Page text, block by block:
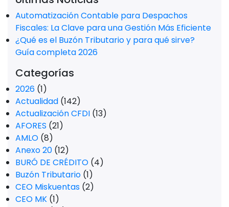
Automatización Contable para Despachos
Fiscales: La Clave para una Gestión Más Eficiente
¿Qué es el Buzón Tributario y para qué sirve?
Guía completa 2026
Categorías
2026 (1)
Actualidad (142)
Actualización CFDI (13)
AFORES (21)
AMLO (8)
Anexo 20 (12)
BURÓ DE CRÉDITO (4)
Buzón Tributario (1)
CEO Miskuentas (2)
CEO MK (1)